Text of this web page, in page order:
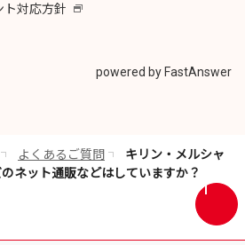
ト対応方針 新
で
開
す
powered by FastAnswer
よくあるご質問
キリン・メルシャ
ネット通販などはしていますか？
画
面